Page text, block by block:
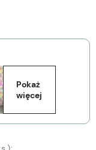
Pokaż
więcej